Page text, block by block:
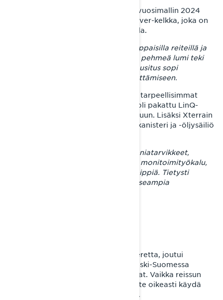
Jonin reissukelkaksi oli valikoitunut vuosimallin 2024
Lynx Xterrain RE 850 E-TEC -crossover-kelkka, joka on
parhaimmillaan juuri pitkillä matkoilla.
– Pitkä matto vakauttaa menoa kuoppaisilla reiteillä ja
siitä oli apua myös myöhemmin kun pehmeä lumi teki
etenemisestä haastavaa. “Tertun” jousitus sopi
loistavasti vaihtelevien reittien kesyttämiseen.
Mukanaan Joni kuljetti vain kaikkein tarpeellisimmat
ja tavarat, jotka oli pakattu LinQ-
tunnelilaukkuun ja ohjaustankolaukkuun. Lisäksi Xterrain
RE:n tarakalla kulki LinQ-polttoainekanisteri ja -öljysäiliö
– Laukussa oli vaihtovaatteet, hygieniatarvikkeet,
, puukko, monitoimityökalu,
nippusiteitä, kuormaliina ja gorillateippiä. Tietysti
mukana oli myös ensiapulaukku ja useampia
Havitellen Jyväskylää ja jopa Tamperetta, joutui
reissumies kuitenkin Viitasaarella Keski-Suomessa
toteamaan, että kelit olivat haastavat. Vaikka reissun
slogan oli #lumieilopu, alkoi lumipeite oikeasti käydä
Viitasaarella Keski-Suomessa vähiin.